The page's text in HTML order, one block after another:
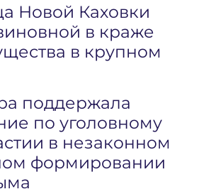
Новой Каховки
в краже
в крупном
поддержала
по уголовному
в незаконном
формировании